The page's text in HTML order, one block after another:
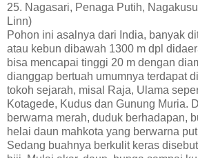
25. Nagasari, Penaga Putih,
Linn)
Pohon ini asalnya dari India, banyak
atau kebun dibawah 1300 m dpl
bisa mencapai tinggi 20 m dengan
dianggap bertuah umumnya terdapat
tokoh sejarah, misal Raja, Ulama
Kotagede, Kudus dan Gunung Muria.
berwarna merah, duduk berhadapan,
helai daun mahkota yang berwarna
Sedang buahnya berkulit keras